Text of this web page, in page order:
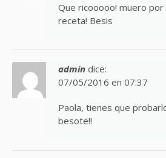
Que ricooooo! muero por
receta! Besis
admin dice:
07/05/2016 en 07:37
Paola, tienes que
besote!!